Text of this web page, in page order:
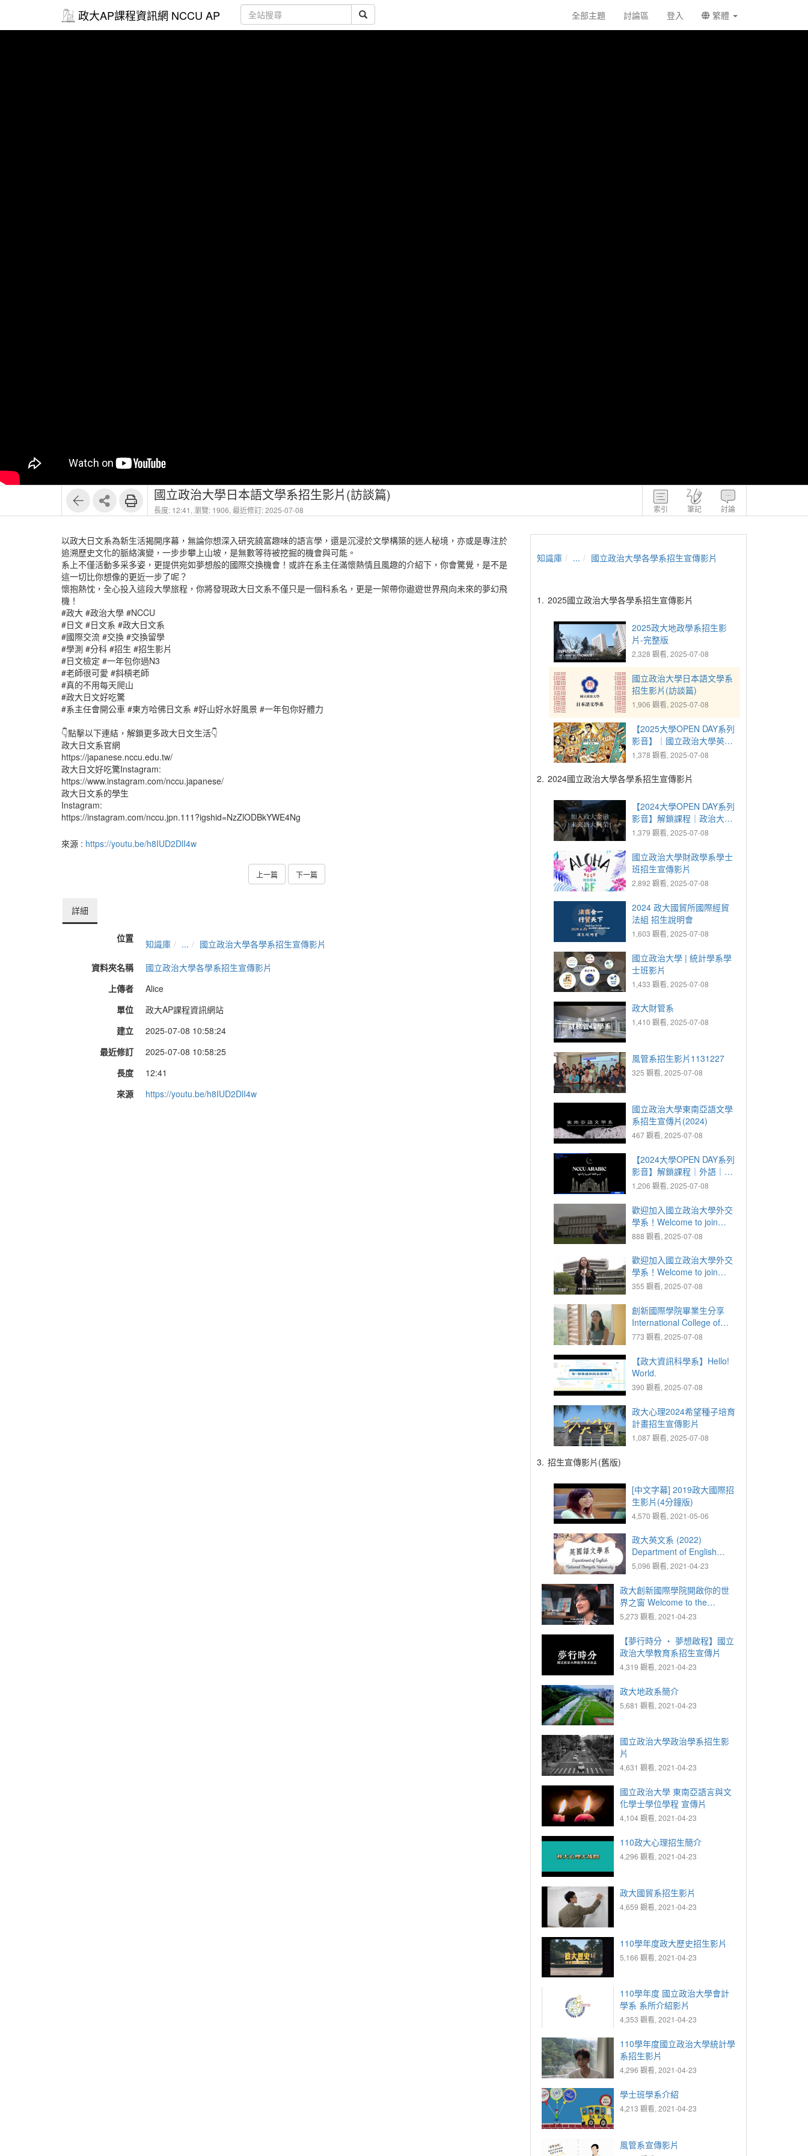
政大AP課程資訊網 NCCU AP 全部主題 討論區 登入 繁體
索引 筆記 討論
國立政治大學日本語文學系招生影片(訪談篇)
長度: 12:41, 瀏覽: 1906, 最近修訂: 2025-07-08
以政大日文系為新生活揭開序幕，無論你想深入研究饒富趣味的語言學，還是沉浸於文學構築的迷人秘境，亦或是專注於
追溯歷史文化的脈絡演變，一步步攀上山坡，是無數等待被挖掘的機會與可能。
系上不僅活動多采多姿，更提供宛如夢想般的國際交換機會！或許在系主任滿懷熱情且風趣的介紹下，你會驚覺，是不是
這一切比你想像的更近一步了呢？
懷抱熱忱，全心投入這段大學旅程，你將發現政大日文系不僅只是一個科系名，更是一架帶你遨遊世界飛向未來的夢幻飛
機！
#政大 #政治大學 #NCCU
#日文 #日文系 #政大日文系
#國際交流 #交換 #交換留學
#學測 #分科 #招生 #招生影片
#日文檢定 #一年包你過N3
#老師很可愛 #斜槓老師
#真的不用每天爬山
#政大日文好吃驚
#系主任會開公車 #東方哈佛日文系 #好山好水好風景 #一年包你好體力
👇點擊以下連結，解鎖更多政大日文生活👇
政大日文系官網
https://japanese.nccu.edu.tw/
政大日文好吃驚Instagram:
https://www.instagram.com/nccu.japanese/
政大日文系的學生
Instagram:
https://instagram.com/nccu.jpn.111?igshid=NzZlODBkYWE4Ng
來源 : https://youtu.be/h8IUD2DlI4w
上一篇 下一篇
詳細
位置 知識庫 ...
國立政治大學各學系招生宣傳影片
資料夾名稱
國立政治大學各學系招生宣傳影片
上傳者
Alice
單位
政大AP課程資訊網站
建立
2025-07-08 10:58:24
最近修訂
2025-07-08 10:58:25
長度
12:41
來源
https://youtu.be/h8IUD2DlI4w
知識庫 ... 國立政治大學各學系招生宣傳影片
1. 2025國立政治大學各學系招生宣傳影片
2025政大地政學系招生影
片-完整版
2,328 觀看, 2025-07-08
國立政治大學日本語文學系
招生影片(訪談篇)
1,906 觀看, 2025-07-08
【2025大學OPEN DAY系列
影音】｜國立政治大學英國
語文學系
1,378 觀看, 2025-07-08
2. 2024國立政治大學各學系招生宣傳影片
【2024大學OPEN DAY系列
影音】解鎖課程｜政治大學
金融系
1,379 觀看, 2025-07-08
國立政治大學財政學系學士
班招生宣傳影片
2,892 觀看, 2025-07-08
2024 政大國貿所國際經貿
法組 招生說明會
1,603 觀看, 2025-07-08
國立政治大學 | 統計學系學
士班影片
1,433 觀看, 2025-07-08
政大財管系
1,410 觀看, 2025-07-08
風管系招生影片1131227
325 觀看, 2025-07-08
國立政治大學東南亞語文學
系招生宣傳片(2024)
467 觀看, 2025-07-08
【2024大學OPEN DAY系列
影音】解鎖課程｜外語｜國
立政治大學阿拉伯語文學系
1,206 觀看, 2025-07-08
歡迎加入國立政治大學外交
學系！Welcome to join
NCCU Department of
888 觀看, 2025-07-08
歡迎加入國立政治大學外交
學系！Welcome to join
NCCU Department of
355 觀看, 2025-07-08
創新國際學院畢業生分享
International College of
Innovation: Graduate
773 觀看, 2025-07-08
【政大資訊科學系】Hello!
World.
390 觀看, 2025-07-08
政大心理2024希望種子培育
計畫招生宣傳影片
1,087 觀看, 2025-07-08
3. 招生宣傳影片(舊版)
[中文字幕] 2019政大國際招
生影片(4分鐘版)
4,570 觀看, 2021-05-06
政大英文系 (2022)
Department of English
(2022)
5,096 觀看, 2021-04-23
政大創新國際學院開啟你的世
界之窗 Welcome to the
International College of
5,273 觀看, 2021-04-23
【夢行時分 ‧ 夢想啟程】國立
政治大學教育系招生宣傳片
4,319 觀看, 2021-04-23
政大地政系簡介
5,681 觀看, 2021-04-23
國立政治大學政治學系招生影
片
4,631 觀看, 2021-04-23
國立政治大學 東南亞語言與文
化學士學位學程 宣傳片
4,104 觀看, 2021-04-23
110政大心理招生簡介
4,296 觀看, 2021-04-23
政大國貿系招生影片
4,659 觀看, 2021-04-23
110學年度政大歷史招生影片
5,166 觀看, 2021-04-23
110學年度 國立政治大學會計
學系 系所介紹影片
4,353 觀看, 2021-04-23
110學年度國立政治大學統計學
系招生影片
4,296 觀看, 2021-04-23
學士班學系介紹
4,213 觀看, 2021-04-23
風管系宣傳影片